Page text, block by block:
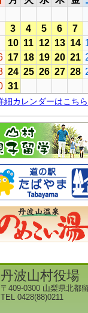
丹波山村役場
〒409-0300 山梨県北都
TEL 0428(88)0211